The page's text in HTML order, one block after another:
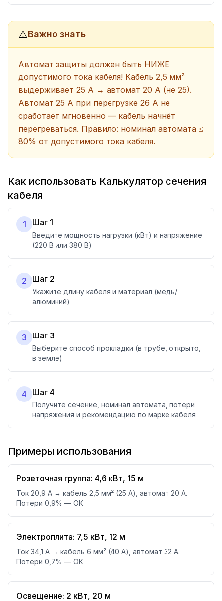
⚠️Важно знать
Автомат защиты должен быть НИЖЕ
допустимого тока кабеля! Кабель 2,5 мм²
выдерживает 25 А → автомат 20 А (не 25).
Автомат 25 А при перегрузке 26 А не
сработает мгновенно — кабель начнёт
перегреваться. Правило: номинал автомата ≤
80% от допустимого тока кабеля.
Как использовать Калькулятор сечения
кабеля
1 Шаг 1
Введите мощность нагрузки (кВт) и напряжение
(220 В или 380 В)
2 Шаг 2
Укажите длину кабеля и материал (медь/
алюминий)
3 Шаг 3
Выберите способ прокладки (в трубе, открыто,
в земле)
4 Шаг 4
Получите сечение, номинал автомата, потери
напряжения и рекомендацию по марке кабеля
Примеры использования
Розеточная группа: 4,6 кВт, 15 м
Ток 20,9 А → кабель 2,5 мм² (25 А), автомат 20 А.
Потери 0,9% — ОК
Электроплита: 7,5 кВт, 12 м
Ток 34,1 А → кабель 6 мм² (40 А), автомат 32 А.
Потери 0,7% — ОК
Освещение: 2 кВт, 20 м